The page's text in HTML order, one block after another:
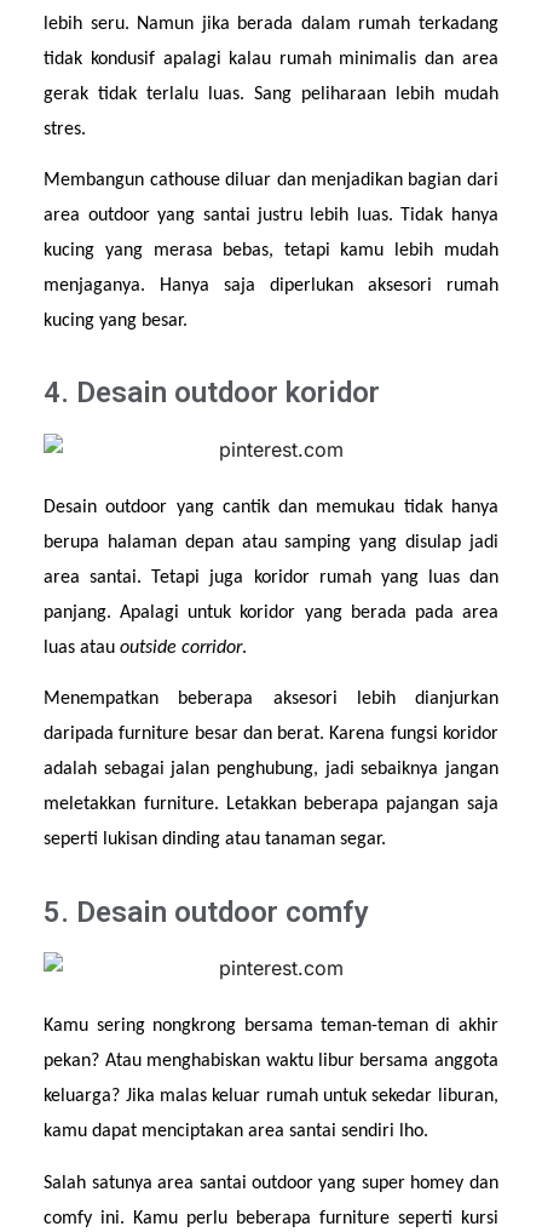
lebih seru. Namun jika berada dalam rumah terkadang
tidak kondusif apalagi kalau rumah minimalis dan area
gerak tidak terlalu luas. Sang peliharaan lebih mudah
stres.
Membangun cathouse diluar dan menjadikan bagian dari
area outdoor yang santai justru lebih luas. Tidak hanya
kucing yang merasa bebas, tetapi kamu lebih mudah
menjaganya. Hanya saja diperlukan aksesori rumah
kucing yang besar.
4. Desain outdoor koridor
Desain outdoor yang cantik dan memukau tidak hanya
berupa halaman depan atau samping yang disulap jadi
area santai. Tetapi juga koridor rumah yang luas dan
panjang. Apalagi untuk koridor yang berada pada area
luas atau outside corridor.
Menempatkan beberapa aksesori lebih dianjurkan
daripada furniture besar dan berat. Karena fungsi koridor
adalah sebagai jalan penghubung, jadi sebaiknya jangan
meletakkan furniture. Letakkan beberapa pajangan saja
seperti lukisan dinding atau tanaman segar.
5. Desain outdoor comfy
Kamu sering nongkrong bersama teman-teman di akhir
pekan? Atau menghabiskan waktu libur bersama anggota
keluarga? Jika malas keluar rumah untuk sekedar liburan,
kamu dapat menciptakan area santai sendiri lho.
Salah satunya area santai outdoor yang super homey dan
comfy ini. Kamu perlu beberapa furniture seperti kursi